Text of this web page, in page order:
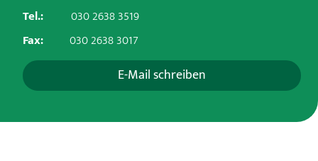
Tel.:
030 2638 3519
Fax:
030 2638 3017
E-Mail schreiben